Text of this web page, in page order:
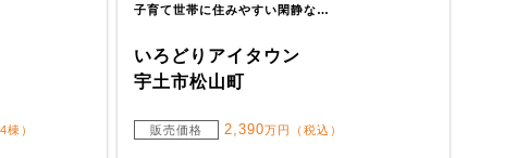
棟）
子育て世帯に住みやすい閑静な…
いろどりアイタウン
宇土市松山町
販売価格 2,390万円（税込）